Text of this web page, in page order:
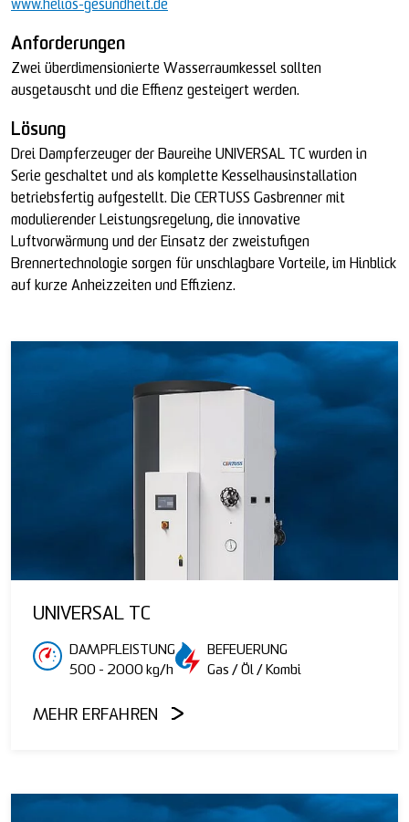
www.helios-gesundheit.de
Anforderungen
Zwei überdimensionierte Wasserraumkessel sollten
ausgetauscht und die Effienz gesteigert werden.
Lösung
Drei Dampferzeuger der Baureihe UNIVERSAL TC wurden in
Serie geschaltet und als komplette Kesselhausinstallation
betriebsfertig aufgestellt. Die CERTUSS Gasbrenner mit
modulierender Leistungsregelung, die innovative
Luftvorwärmung und der Einsatz der zweistufigen
Brennertechnologie sorgen für unschlagbare Vorteile, im Hinblick
auf kurze Anheizzeiten und Effizienz.
UNIVERSAL TC
DAMPFLEISTUNG
500 - 2000 kg/h
BEFEUERUNG
Gas / Öl / Kombi
MEHR ERFAHREN